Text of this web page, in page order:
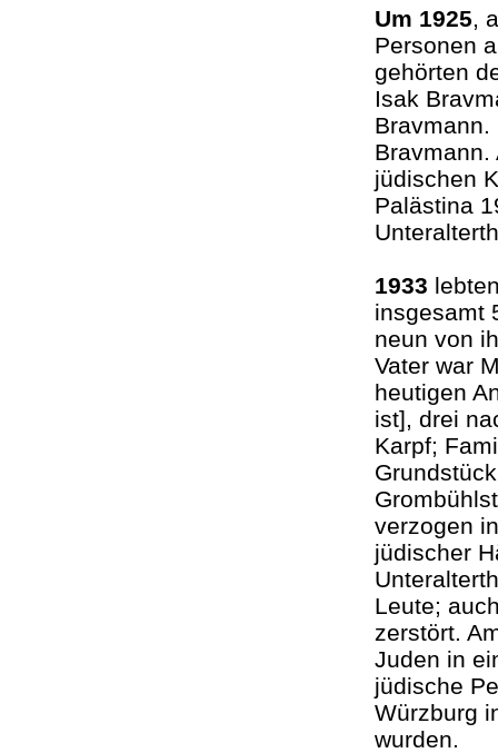
Um 1925,
Personen
gehörten
Isak
Bravmann.
jüdischen
Palästina
1933
insgesamt
neun von
Vater war
heutigen
ist], drei
Karpf;
verzogen
jüdischer
Leute;
zerstört.
Juden in
jüdische
Würzburg
wurden.